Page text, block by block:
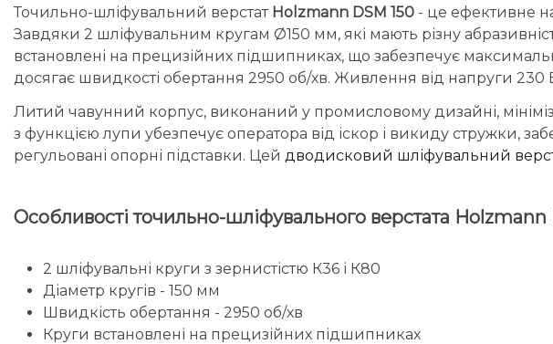
Точильно-шліфувальний верстат Holzmann DSM 150 - це ефективне
Завдяки 2 шліфувальним кругам Ø150 мм, які мають різну
встановлені на прецизійних підшипниках, що забезпечує
досягає швидкості обертання 2950 об/хв. Живлення від напруги 230
Литий чавунний корпус, виконаний у промисловому дизайні,
з функцією лупи убезпечує оператора від іскор і викиду стружки,
регульовані опорні підставки. Цей дводисковий шліфувальний
Особливості точильно-шліфувального верстата Holzmann
2 шліфувальні круги з зернистістю К36 і К80
Діаметр кругів - 150 мм
Швидкість обертання - 2950 об/хв
Круги встановлені на прецизійних підшипниках